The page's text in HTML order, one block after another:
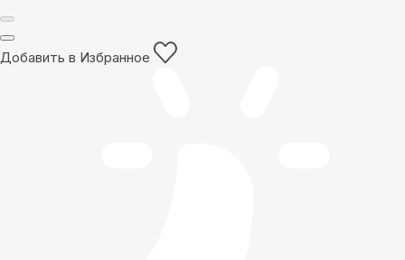
Добавить в Избранное